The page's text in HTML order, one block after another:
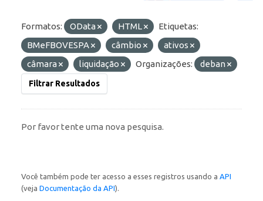
Formatos: OData HTML
Etiquetas:
BMeFBOVESPA
câmbio
ativos
câmara
liquidação Organizações: deban
Filtrar Resultados
Por favor tente uma nova pesquisa.
Você também pode ter acesso a esses registros usando a API
(veja Documentação da API).